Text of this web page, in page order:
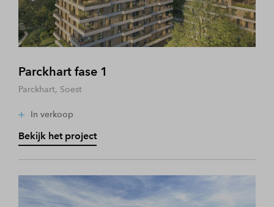
Parckhart fase 1
Parckhart, Soest
In verkoop
Bekijk het project